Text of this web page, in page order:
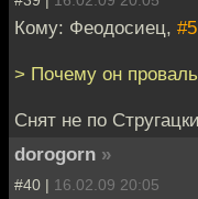
Кому: Феодосиец, #5
> Почему он
Снят не по
dorogorn »
#40 | 16.02.09 20:05